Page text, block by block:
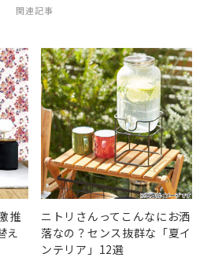
関連記事
推
え
ニトリさんってこんなにお洒
落なの？センス抜群な「夏イ
ンテリア」12選